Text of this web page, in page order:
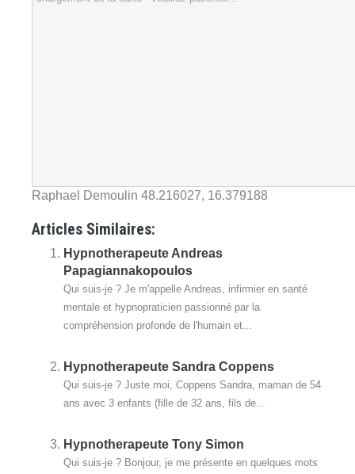
Raphael Demoulin 48.216027, 16.379188
Articles Similaires:
Hypnotherapeute Andreas
Papagiannakopoulos
Qui suis-je ? Je m'appelle Andreas, infirmier en santé
mentale et hypnopraticien passionné par la
compréhension profonde de l'humain et...
Hypnotherapeute Sandra Coppens
Qui suis-je ? Juste moi, Coppens Sandra, maman de 54
ans avec 3 enfants (fille de 32 ans, fils de...
Hypnotherapeute Tony Simon
Qui suis-je ? Bonjour, je me présente en quelques mots